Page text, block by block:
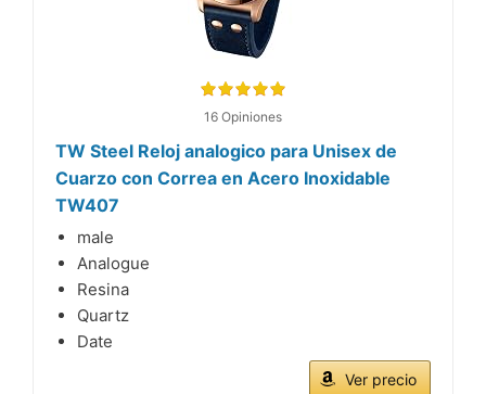
16 Opiniones
TW Steel Reloj analogico para Unisex de
Cuarzo con Correa en Acero Inoxidable
TW407
male
Analogue
Resina
Quartz
Date
Ver precio